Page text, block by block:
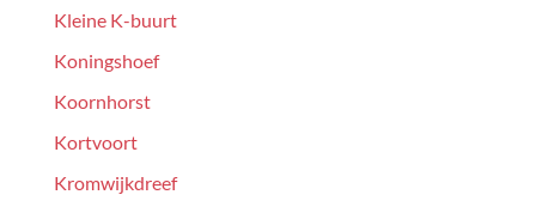
Kleine K-buurt
Koningshoef
Koornhorst
Kortvoort
Kromwijkdreef